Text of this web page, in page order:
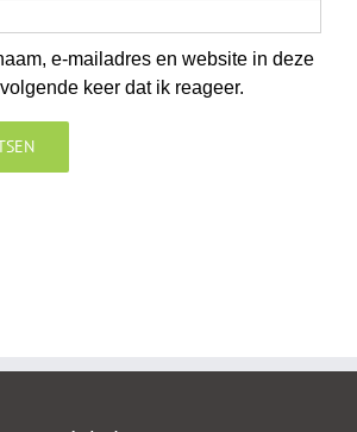
e-mailadres en website in deze
keer dat ik reageer.